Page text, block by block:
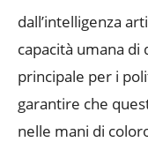
dall’intelligenza
capacità umana di
principale per i
garantire che
nelle mani di